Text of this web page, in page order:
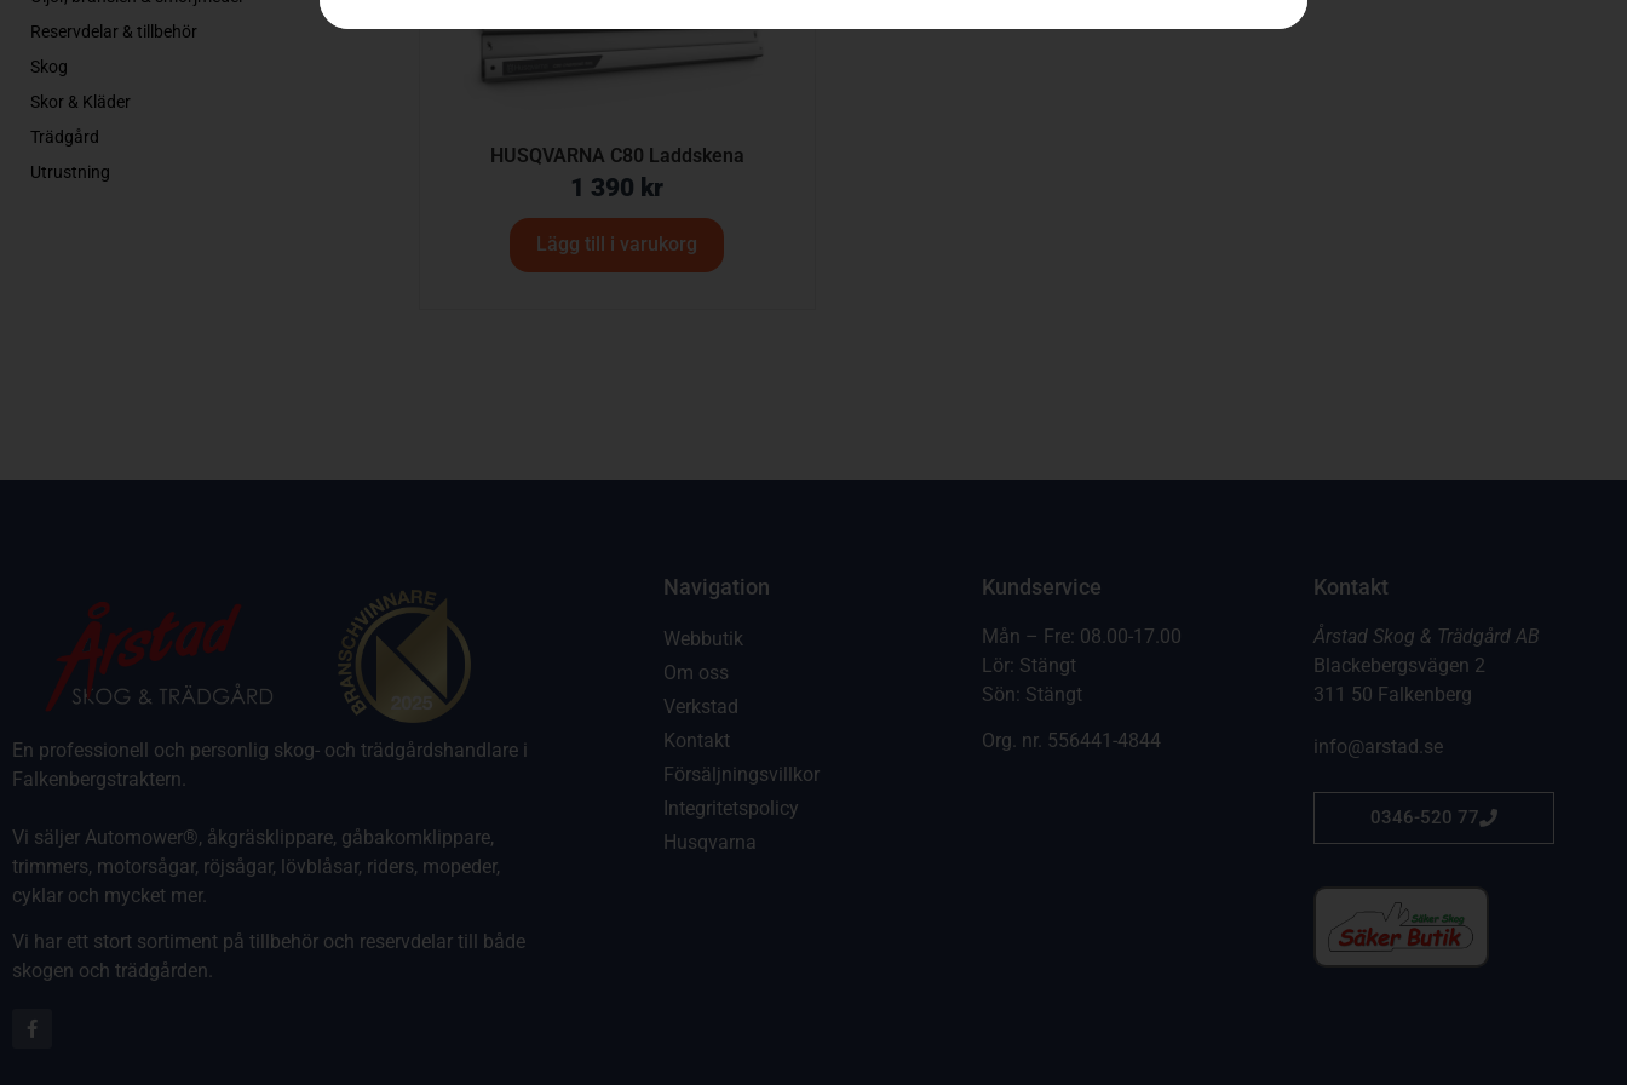
Reservdelar & tillbehör
Skog
Skor & Kläder
Trädgård
Utrustning
HUSQVARNA C80 Laddskena
1 390 kr
Lägg till i varukorg
En professionell och personlig skog- och trädgårdshandlare i
Falkenbergstraktern.
Vi säljer Automower®, åkgräsklippare, gåbakomklippare,
trimmers, motorsågar, röjsågar, lövblåsar, riders, mopeder,
cyklar och mycket mer.
Vi har ett stort sortiment på tillbehör och reservdelar till både
skogen och trädgården.
Navigation
Webbutik
Om oss
Verkstad
Kontakt
Försäljningsvillkor
Integritetspolicy
Husqvarna
Kundservice
Mån – Fre: 08.00-17.00
Lör: Stängt
Sön: Stängt
Org. nr. 556441-4844
Kontakt
Årstad Skog & Trädgård AB
Blackebergsvägen 2
311 50 Falkenberg
info@arstad.se
0346-520 77